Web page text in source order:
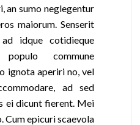
an sumo neglegentur
maiorum. Senserit
idque cotidieque
commune
ignota aperiri no, vel
ad sed
ei dicunt fierent. Mei
Cum epicuri scaevola